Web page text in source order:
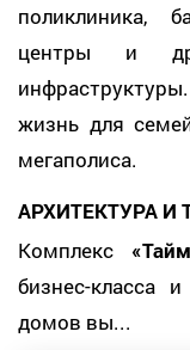
поликлиника,
центры и
жизнь для
мегаполиса.
АРХИТЕКТУРА И
Комплекс
бизнес-класса
домов вы...